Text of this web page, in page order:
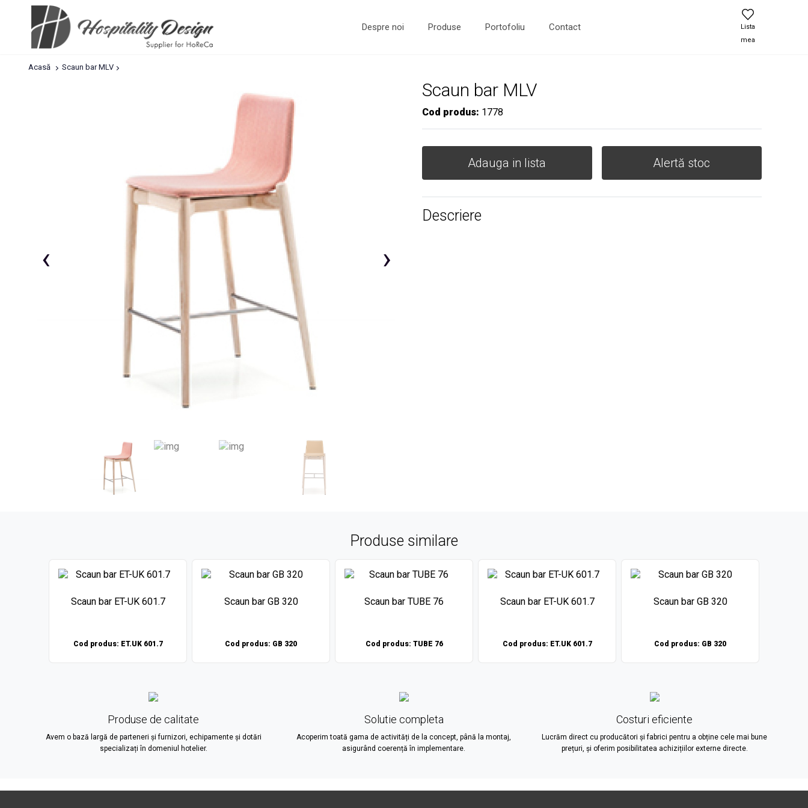
Despre noi Produse Portofoliu Contact
Lista
mea
Acasă Scaun bar MLV
›
‹
Scaun bar MLV
Cod produs: 1778
Adauga in lista Alertă stoc
Descriere
Produse similare
Scaun bar ET-UK 601.7
Cod produs: ET.UK 601.7
Scaun bar GB 320
Cod produs: GB 320
Scaun bar TUBE 76
Cod produs: TUBE 76
Scaun bar ET-UK 601.7
Cod produs: ET.UK 601.7
Scaun bar GB 320
Cod produs: GB 320
Produse de calitate
Avem o bază largă de parteneri și furnizori, echipamente și dotări
specializați în domeniul hotelier.
Solutie completa
Acoperim toată gama de activități de la concept, până la montaj,
asigurând coerență în implementare.
Costuri eficiente
Lucrăm direct cu producători și fabrici pentru a obține cele mai bune
prețuri, și oferim posibilitatea achizițiilor externe directe.